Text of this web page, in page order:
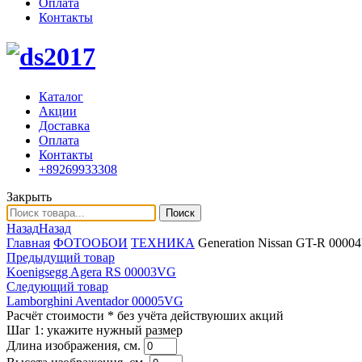
Оплата
Контакты
Каталог
Акции
Доставка
Оплата
Контакты
+89269933308
Закрыть
Поиск
НазадНазад
Главная ФОТООБОИ ТЕХНИКА Generation Nissan GT-R
Предыдущий товар
Koenigsegg Agera RS 00003VG
Следующий товар
Lamborghini Aventador 00005VG
Расчёт стоимости * без учёта действуюших акций
Шаг 1: укажите нужный размер
Длина изображения, см.